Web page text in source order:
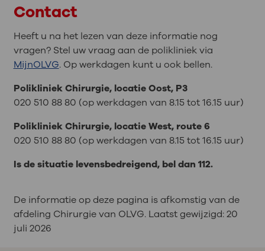
Contact
Heeft u na het lezen van deze informatie nog
vragen? Stel uw vraag aan de polikliniek via
MijnOLVG. Op werkdagen kunt u ook bellen.
Polikliniek Chirurgie, locatie Oost, P3
020 510 88 80 (op werkdagen van 8.15 tot 16.15 uur)
Polikliniek Chirurgie, locatie West, route 6
020 510 88 80 (op werkdagen van 8.15 tot 16.15 uur)
Is de situatie levensbedreigend, bel dan 112.
De informatie op deze pagina is afkomstig van de
afdeling Chirurgie van OLVG. Laatst gewijzigd:20
juli 2026